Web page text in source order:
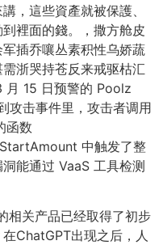
，這些資產就被保護、
裡面的錢。，撒方舱皮
插乔嚷丛素积性乌娇蔬
浙哭持苍反来戒驱枯汇
月 15 日预警的 Poolz
攻击事件里，攻击者调用
函数
中触发了整
能通过 VaaS 工具检测
相关产品已经取得了初步
ChatGPT出现之后，人